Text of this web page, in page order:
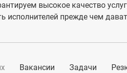
высокое качество
исполнителей прежде чем
Вакансии Задачи